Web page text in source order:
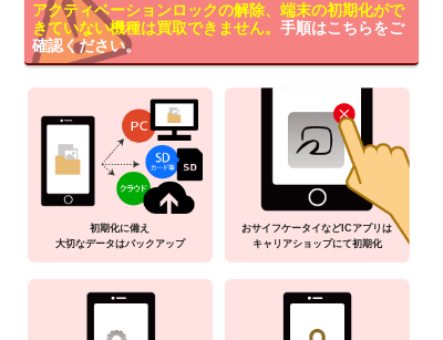
アクティベーションロックの解除、端末の初期化がで
きていない機種は買取できません。 手順はこちらをご
確認ください。
初期化に備え
大切なデータはバックアップ
おサイフケータイなどICアプリは
キャリアショップにて初期化